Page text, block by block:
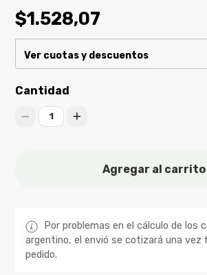
$1.528,07
Ver cuotas y descuentos
Cantidad
1
Agregar al carrito
Por problemas en el cálculo de los
argentino, el envió se cotizará una vez
pedido.